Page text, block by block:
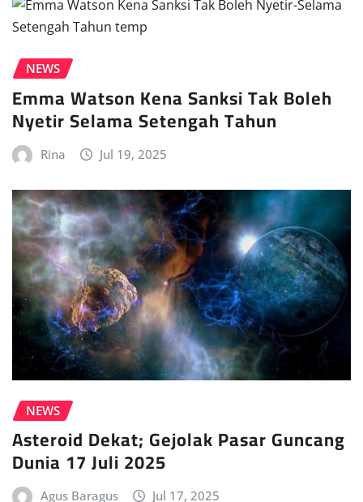
NEWS
Emma Watson Kena Sanksi Tak Boleh
Nyetir Selama Setengah Tahun
Rina Jul 19, 2025
NEWS
Asteroid Dekat; Gejolak Pasar Guncang
Dunia 17 Juli 2025
Agus Baragus Jul 17, 2025